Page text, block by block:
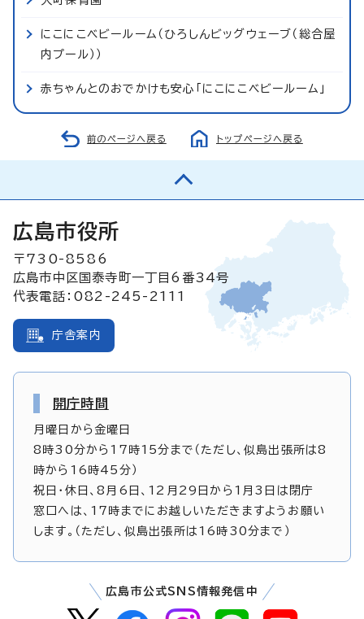
にこにこベビールーム（ひろしんビッグウェーブ（総合屋
内プール））
赤ちゃんとのおでかけも安心「にこにこベビールーム」
前のページへ戻る トップページへ戻る
広島市役所
〒730-8586
広島市中区国泰寺町一丁目6番34号
代表電話：082-245-2111
庁舎案内
開庁時間
月曜日から金曜日
8時30分から17時15分まで（ただし、似島出張所は8
時から16時45分）
祝日・休日、8月6日、12月29日から1月3日は閉庁
窓口へは、17時までにお越しいただきますようお願い
します。（ただし、似島出張所は16時30分まで）
広島市公式SNS情報発信中